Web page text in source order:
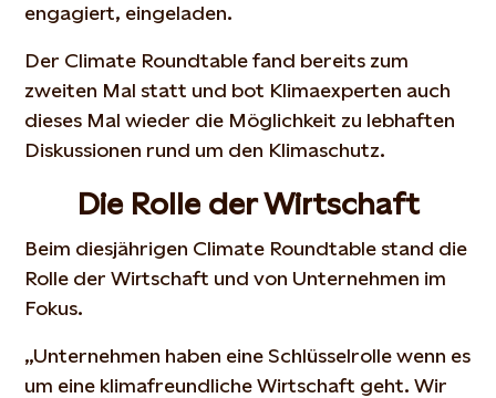
engagiert, eingeladen.
Der Climate Roundtable fand bereits zum
zweiten Mal statt und bot Klimaexperten auch
dieses Mal wieder die Möglichkeit zu lebhaften
Diskussionen rund um den Klimaschutz.
Die Rolle der Wirtschaft
Beim diesjährigen Climate Roundtable stand die
Rolle der Wirtschaft und von Unternehmen im
Fokus.
„Unternehmen haben eine Schlüsselrolle wenn es
um eine klimafreundliche Wirtschaft geht. Wir